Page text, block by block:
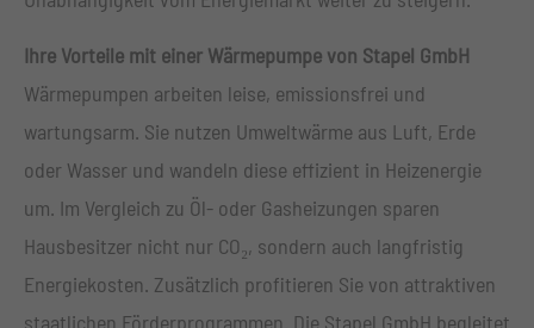
Ihre Vorteile mit einer Wärmepumpe von Stapel GmbH
Wärmepumpen arbeiten leise, emissionsfrei und
wartungsarm. Sie nutzen Umweltwärme aus Luft, Erde
oder Wasser und wandeln diese effizient in Heizenergie
um. Im Vergleich zu Öl- oder Gasheizungen sparen
Hausbesitzer nicht nur CO₂, sondern auch langfristig
Energiekosten. Zusätzlich profitieren Sie von attraktiven
staatlichen Förderprogrammen. Die Stapel GmbH begleitet